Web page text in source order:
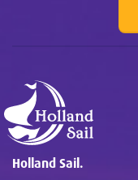
Holland Sail.